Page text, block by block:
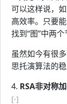
可以这样说，
高效率。只要
找到“图”中两个
虽然如今有很
思托演算法的
4. RSA非对称
[-]